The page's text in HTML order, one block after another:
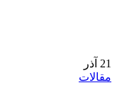
21 آذر
مقالات